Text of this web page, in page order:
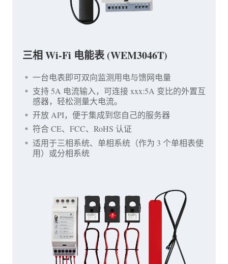
三相 Wi-Fi 电能表 (WEM3046T)
一台电表即可双向监测用电与馈网电量
支持 5A 电流输入，可连接 xxx:5A 变比的外置互
感器，轻松测量大电流。
开放 API，便于集成到您自己的服务器
符合 CE、FCC、RoHS 认证
适用于三相系统、单相系统（作为 3 个单相表使
用）或分相系统